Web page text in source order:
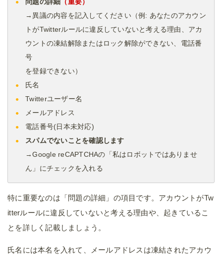
問題の詳細 （重要）
→異議の内容を記入してください（例: あなたのアカウン
トがTwitterルールに違反していないと考える理由、アカ
ウントの凍結解除またはロック解除ができない、電話番
号
を登録できない）
氏名
Twitterユーザー名
メールアドレス
電話番号(日本未対応)
スパムでないことを確認します
→Google reCAPTCHAの「私はロボットではありませ
ん」にチェックを入れる
特に重要なのは「問題の詳細」の項目です。アカウントがTw
itterルールに違反していないと考える理由や、起きているこ
とを詳しく記載しましょう。
氏名には本名を入れて、メールアドレスは凍結されたアカウ